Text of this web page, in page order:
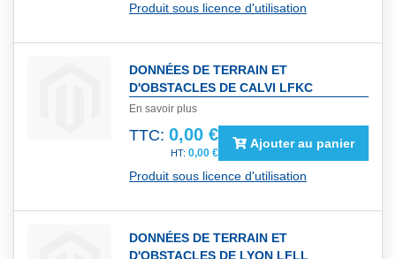
Produit sous licence d'utilisation
DONNÉES DE TERRAIN ET
D'OBSTACLES DE CALVI LFKC
En savoir plus
TTC: 0,00 €
0,00 €
Ajouter au panier
Produit sous licence d'utilisation
DONNÉES DE TERRAIN ET
D'OBSTACLES DE LYON LFLL